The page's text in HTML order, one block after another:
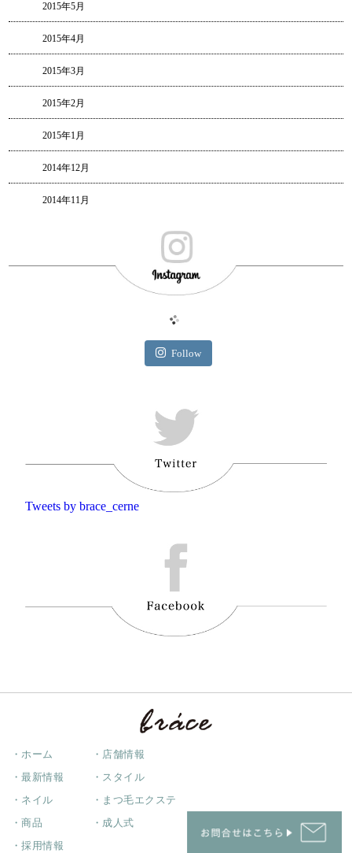
2015年5月
2015年4月
2015年3月
2015年2月
2015年1月
2014年12月
2014年11月
Follow
Tweets by brace_cerne
・ホーム ・店舗情報
・最新情報 ・スタイル
・ネイル ・まつ毛エクステ
・商品 ・成人式
・採用情報